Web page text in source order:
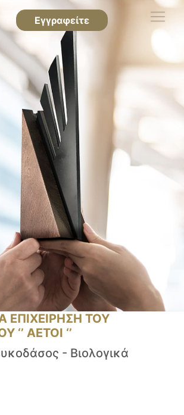
Εγγραφείτε
ΕΠΙΧΕΙΡΗΣΗ ΤΟΥ
‘’ ΑΕΤΟΙ ‘’
- Βιολογικά